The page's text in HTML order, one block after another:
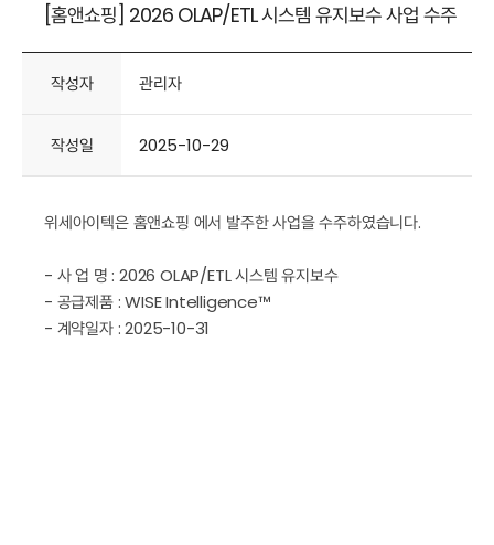
[홈앤쇼핑] 2026 OLAP/ETL 시스템 유지보수 사업 수주
작성자 관리자
작성일 2025-10-29
위세아이텍은 홈앤쇼핑 에서 발주한 사업을 수주하였습니다.
- 사 업 명 : 2026 OLAP/ETL 시스템 유지보수
- 공급제품 : WISE Intelligence™
- 계약일자 : 2025-10-31